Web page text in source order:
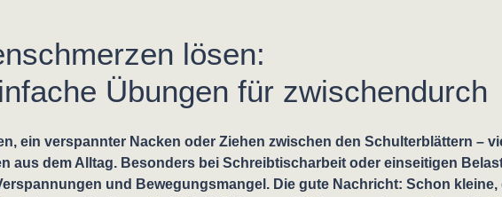
lösen:
Übungen für zwischendurch
ein verspannter Nacken oder Ziehen zwischen den Schulterblättern –
aus dem Alltag. Besonders bei Schreibtischarbeit oder einseitigen
und Bewegungsmangel. Die gute Nachricht: Schon